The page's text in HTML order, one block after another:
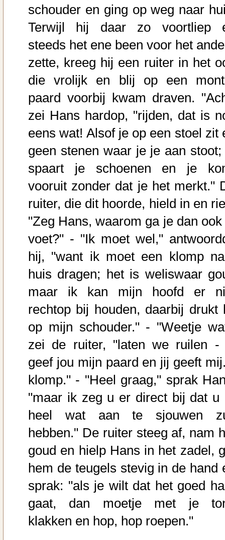
schouder en ging op weg naar
Terwijl hij daar zo voortliep
steeds het ene been voor het
zette, kreeg hij een ruiter in het
die vrolijk en blij op een
paard voorbij kwam draven.
zei Hans hardop, "rijden, dat is
eens wat! Alsof je op een stoel zit
geen stenen waar je je aan stoot;
spaart je schoenen en je
vooruit zonder dat je het merkt."
ruiter, die dit hoorde, hield in en
"Zeg Hans, waarom ga je dan ook
voet?" - "Ik moet wel,"
hij, "want ik moet een klomp
huis dragen; het is weliswaar
maar ik kan mijn hoofd er
rechtop bij houden, daarbij drukt
op mijn schouder." - "Weetje
zei de ruiter, "laten we ruilen -
geef jou mijn paard en jij geeft
klomp." - "Heel graag," sprak
"maar ik zeg u er direct bij dat u
heel wat aan te sjouwen
hebben." De ruiter steeg af, nam
goud en hielp Hans in het zadel,
hem de teugels stevig in de hand
sprak: "als je wilt dat het goed
gaat, dan moetje met je
klakken en hop, hop roepen."